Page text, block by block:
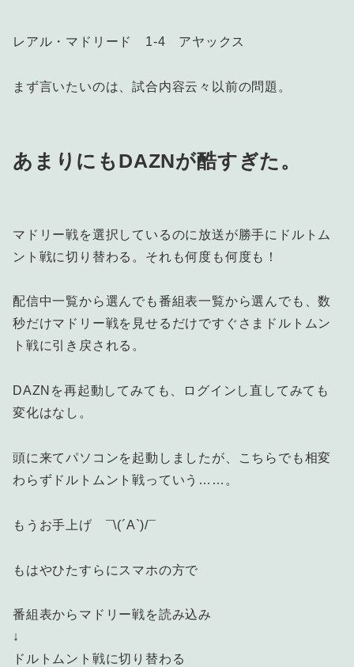
レアル・マドリード 1-4 アヤックス
まず言いたいのは、試合内容云々以前の問題。
あまりにもDAZNが酷すぎた。
マドリー戦を選択しているのに放送が勝手にドルトム
ント戦に切り替わる。それも何度も何度も！
配信中一覧から選んでも番組表一覧から選んでも、数
秒だけマドリー戦を見せるだけですぐさまドルトムン
ト戦に引き戻される。
DAZNを再起動してみても、ログインし直してみても
変化はなし。
頭に来てパソコンを起動しましたが、こちらでも相変
わらずドルトムント戦っていう……。
もうお手上げ ¯\(´A`)/¯
もはやひたすらにスマホの方で
番組表からマドリー戦を読み込み
↓
ドルトムント戦に切り替わる